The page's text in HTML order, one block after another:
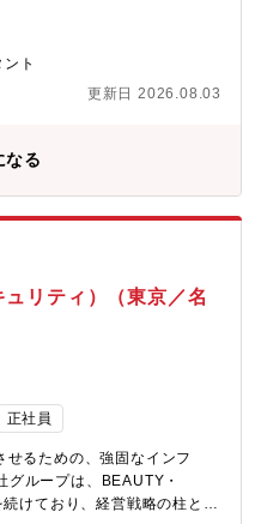
】「ReFa」ブランドの店頭体
リードするポジションです。
モーション戦略の一員として
枠を越えられる環境です。実
してブランド全体のクリエイ
グへキャリアを広げたりと、
能です。制作会社や印刷会社
・コストの知見」は、メー
なります。自身のマネジメ
ドの顔として全国の顧客に届
組織情報】【組織構成】ヘア
/4:5マーケティング部 5名
ディオメーカー出身者
メンバーを募集します。【具
に対しての進捗状況、実績と
予実管理、差異要因分析）・
決フォロー【今後のキャリ
その後、売上分析、採算管
と考えています。必要に応
テゴリの事業管理や改善業務
どんどんと広げることが可能
や新規カテゴリの事業管理
へのステップアップを目指
ンの魅力】・新たなカテゴリ
きる・新たなカテゴリの経営
言ができる・カテゴリ責任
本部のＭＩＳＳＩＯ
されるカテゴリNo.1を目指
と・ギフトを追求し続けるこ
し、幸を感じたお客様、パー
らに幸をカタチにして幸を
本部：43名 （内 事業管理
ト
更新日 2026.08.03
なる
リティ）（東京／名
正社員
せるための、強固なインフ
グループは、BEAUTY・
けており、経営戦略の柱とし